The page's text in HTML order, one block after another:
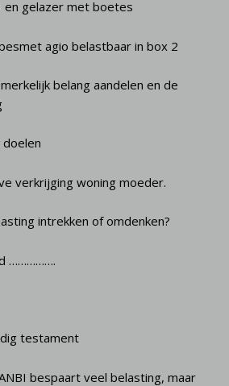
en gelazer met boetes
agio belastbaar in box 2
belang aandelen en de
verkrijging woning moeder.
intrekken of omdenken?
…………….
testament
bespaart veel belasting, maar